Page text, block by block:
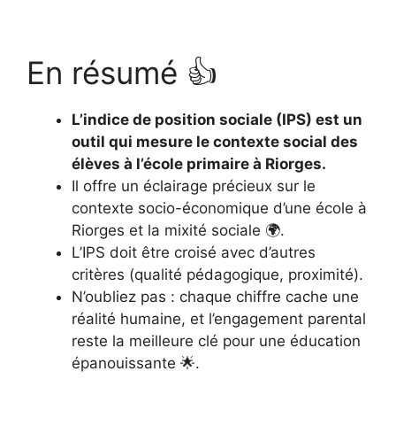
En résumé 👍
L’indice de position sociale (IPS) est un
outil qui mesure le contexte social des
élèves à l’école primaire à Riorges.
Il offre un éclairage précieux sur le
contexte socio-économique d’une école à
Riorges et la mixité sociale 🌍.
L’IPS doit être croisé avec d’autres
critères (qualité pédagogique, proximité).
N’oubliez pas : chaque chiffre cache une
réalité humaine, et l’engagement parental
reste la meilleure clé pour une éducation
épanouissante 🌟.